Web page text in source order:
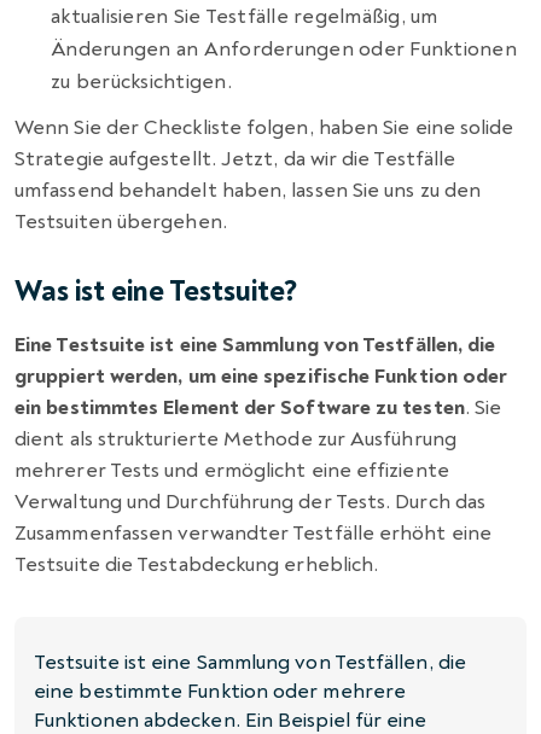
aktualisieren Sie Testfälle regelmäßig, um
Änderungen an Anforderungen oder Funktionen
zu berücksichtigen.
Wenn Sie der Checkliste folgen, haben Sie eine solide
Strategie aufgestellt. Jetzt, da wir die Testfälle
umfassend behandelt haben, lassen Sie uns zu den
Testsuiten übergehen.
Was ist eine Testsuite?
Eine Testsuite ist eine Sammlung von Testfällen, die
gruppiert werden, um eine spezifische Funktion oder
ein bestimmtes Element der Software zu testen. Sie
dient als strukturierte Methode zur Ausführung
mehrerer Tests und ermöglicht eine effiziente
Verwaltung und Durchführung der Tests. Durch das
Zusammenfassen verwandter Testfälle erhöht eine
Testsuite die Testabdeckung erheblich.
Testsuite ist eine Sammlung von Testfällen, die
eine bestimmte Funktion oder mehrere
Funktionen abdecken. Ein Beispiel für eine